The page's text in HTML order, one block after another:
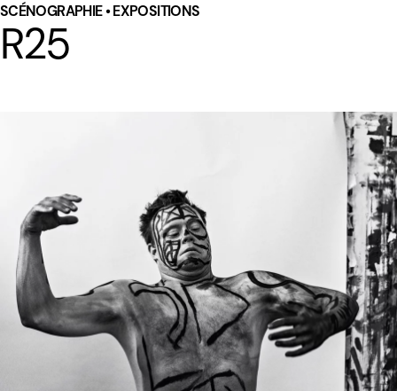
SCÉNOGRAPHIE • EXPOSITIONS
R25